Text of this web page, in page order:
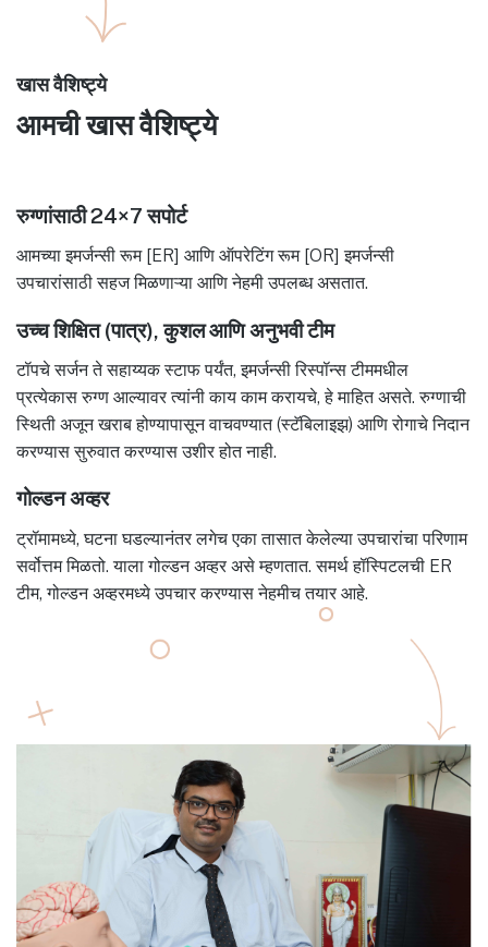
खास वैशिष्ट्ये
आमची खास वैशिष्ट्ये
रुग्णांसाठी 24×7 सपोर्ट
आमच्या इमर्जन्सी रूम [ER] आणि ऑपरेटिंग रूम [OR] इमर्जन्सी
उपचारांसाठी सहज मिळणाऱ्या आणि नेहमी उपलब्ध असतात.
उच्च शिक्षित (पात्र), कुशल आणि अनुभवी टीम
टॉपचे सर्जन ते सहाय्यक स्टाफ पर्यंत, इमर्जन्सी रिस्पॉन्स टीममधील
प्रत्येकास रुग्ण आल्यावर त्यांनी काय काम करायचे, हे माहित असते. रुग्णाची
स्थिती अजून खराब होण्यापासून वाचवण्यात (स्टॅबिलाइझ) आणि रोगाचे निदान
करण्यास सुरुवात करण्यास उशीर होत नाही.
गोल्डन अव्हर
ट्रॉमामध्ये, घटना घडल्यानंतर लगेच एका तासात केलेल्या उपचारांचा परिणाम
सर्वोत्तम मिळतो. याला गोल्डन अव्हर असे म्हणतात. समर्थ हॉस्पिटलची ER
टीम, गोल्डन अव्हरमध्ये उपचार करण्यास नेहमीच तयार आहे.